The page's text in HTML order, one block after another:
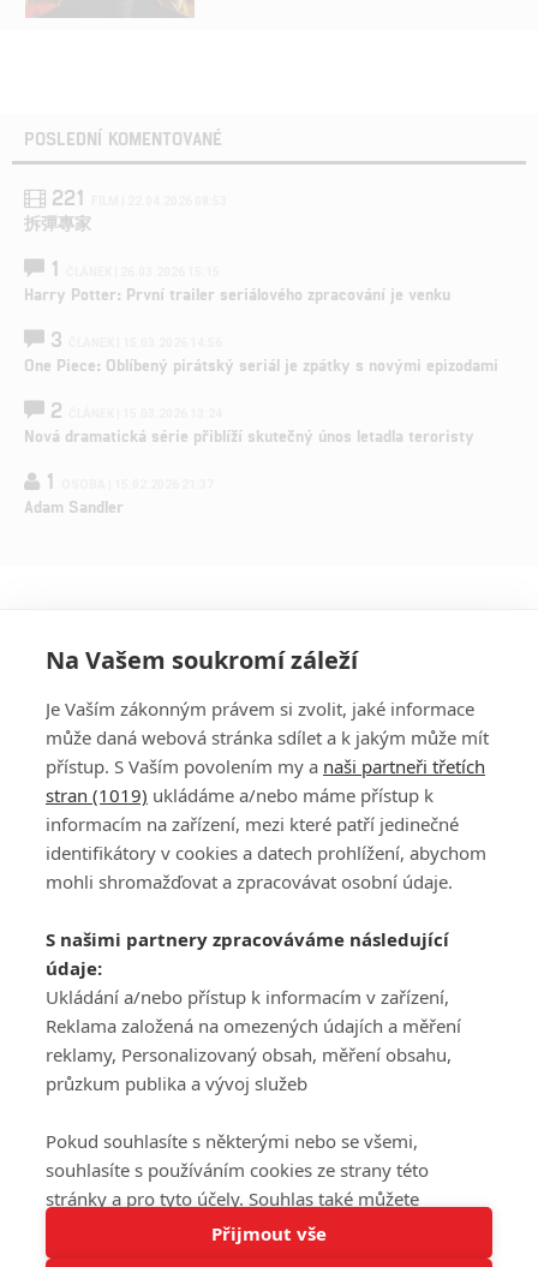
Tato stránka používá soubory cookies.
POSLEDNÍ KOMENTOVANÉ
221
拆彈專家
1
Harry Potter: První trailer seriálového zpracování je venku
3
One Piece: Oblíbený pirátský seriál je zpátky s novými epizodami
2
Nová dramatická série přiblíží skutečný únos letadla teroristy
1
Adam Sandler
PŘIHLÁSIT
REGISTROVAT
DISKUZE
Šéfredaktorkou webu jePetr Slavík, e-mailserialy@fandimefilmu.cz
Máte-li zájem o inzerci na našem webu napište nám na e-mail
studio@koncal.com
Ochrana osobních údajů|Zásady používání cookies |Pravidla webu
Upravit nastavení soukromí
© 2016 – 2026 FandimeSerialum.cz / All rights reserved /
Na Vašem soukromí záleží
Je Vaším zákonným právem si zvolit, jaké informace
může daná webová stránka sdílet a k jakým může mít
přístup. S Vaším povolením my a naši partneři třetích
stran (1019) ukládáme a/nebo máme přístup k
informacím na zařízení, mezi které patří jedinečné
identifikátory v cookies a datech prohlížení, abychom
mohli shromažďovat a zpracovávat osobní údaje.
S našimi partnery zpracováváme následující
údaje:
Ukládání a/nebo přístup k informacím v zařízení,
Reklama založená na omezených údajích a měření
reklamy, Personalizovaný obsah, měření obsahu,
průzkum publika a vývoj služeb
Pokud souhlasíte s některými nebo se všemi,
souhlasíte s používáním cookies ze strany této
stránky a pro tyto účely. Souhlas také můžete
odmítnout, ale v takovém případě vám na stránce
nebudou k dispozici některé personalizované funkce.
Přijmout vše